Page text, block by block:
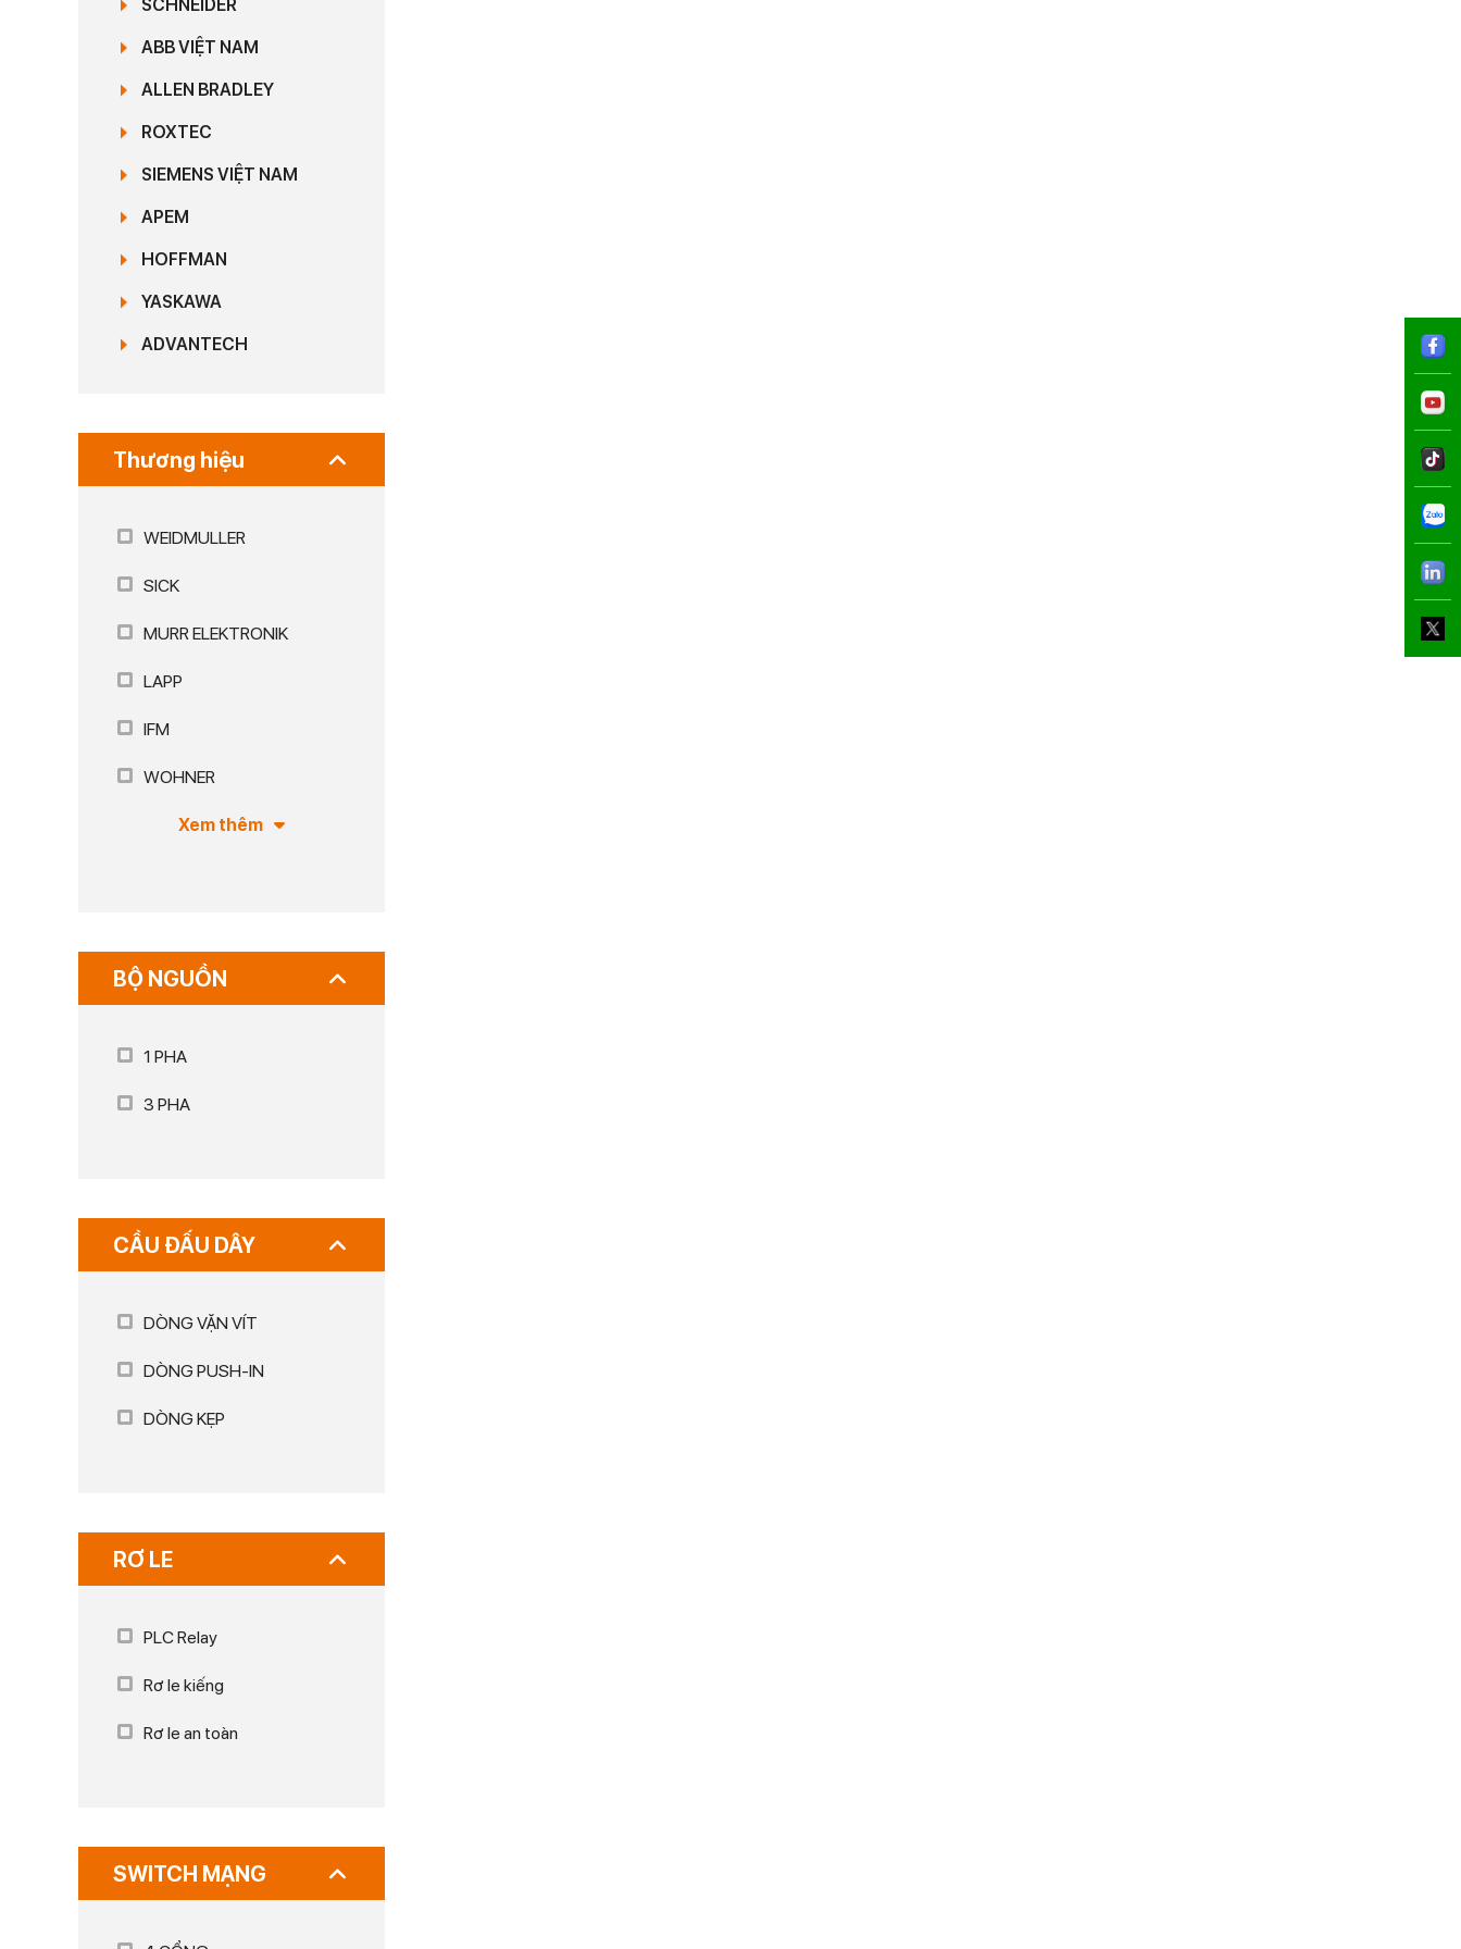
SCHNEIDER
ABB VIỆT NAM
ALLEN BRADLEY
ROXTEC
SIEMENS VIỆT NAM
APEM
HOFFMAN
YASKAWA
ADVANTECH
Thương hiệu
WEIDMULLER
SICK
MURR ELEKTRONIK
LAPP
IFM
WOHNER
Xem thêm
BỘ NGUỒN
1 PHA
3 PHA
CẦU ĐẤU DÂY
DÒNG VẶN VÍT
DÒNG PUSH-IN
DÒNG KẸP
RƠ LE
PLC Relay
Rơ le kiếng
Rơ le an toàn
SWITCH MẠNG